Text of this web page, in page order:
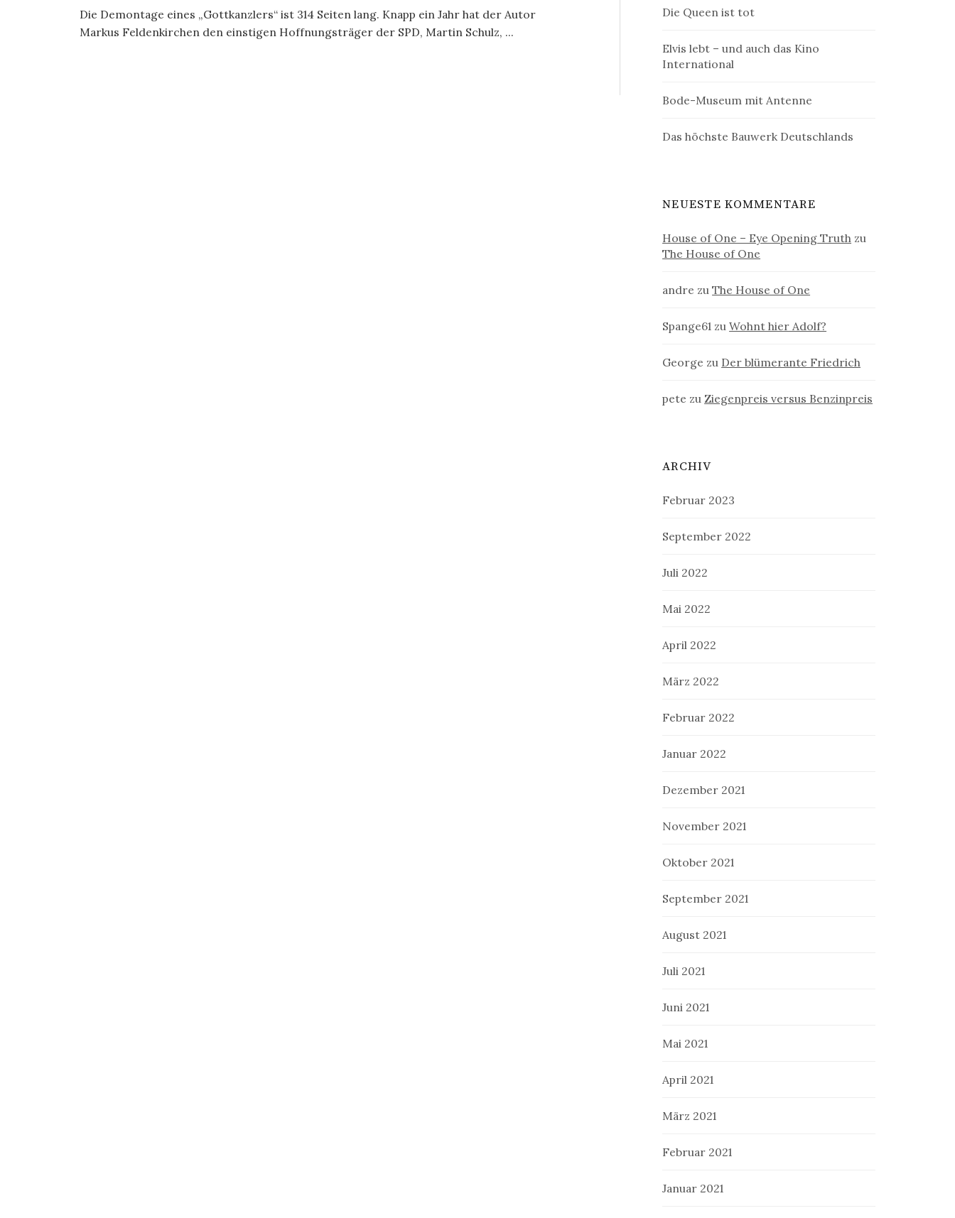
Die Demontage eines „Gottkanzlers“ ist 314 Seiten lang. Knapp ein Jahr hat der Autor
Markus Feldenkirchen den einstigen Hoffnungsträger der SPD, Martin Schulz, ...
Die Queen ist tot
Elvis lebt – und auch das Kino
International
Bode-Museum mit Antenne
Das höchste Bauwerk Deutschlands
NEUESTE KOMMENTARE
House of One – Eye Opening Truth zu
The House of One
andre zuThe House of One
Spange61 zuWohnt hier Adolf?
George zu Der blümerante Friedrich
pete zu Ziegenpreis versus Benzinpreis
ARCHIV
Februar 2023
September 2022
Juli 2022
Mai 2022
April 2022
März 2022
Februar 2022
Januar 2022
Dezember 2021
November 2021
Oktober 2021
September 2021
August 2021
Juli 2021
Juni 2021
Mai 2021
April 2021
März 2021
Februar 2021
Januar 2021